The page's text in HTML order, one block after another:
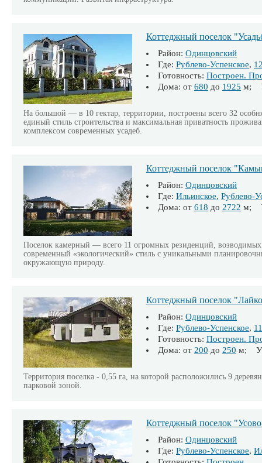
Коттеджный поселок
Район: Одинцовский
Где: Рублево-Успенское,
Готовность: Построен.
Дома: от 680 до 1925 м;
На большой — в 10 гектар, территории, построены всего 32
единый стиль строительства и максимальная приватность
комплексом современных усадеб.
Коттеджный поселок
Район: Одинцовский
Где: Ильинское, Рублево-
Дома: от 618 до 2722 м;
Поселок камерный — всего 11 огромных резиденций,
современный «экологический» стиль c уникальными
окружающую природу.
Коттеджный поселок
Район: Одинцовский
Где: Рублево-Успенское, 11
Готовность: Построен.
Дома: от 200 до 250 м;
Территория поселка - 0,55 га, на которой расположились 9
парковой зоной.
Коттеджный поселок
Район: Одинцовский
Где: Рублево-Успенское,